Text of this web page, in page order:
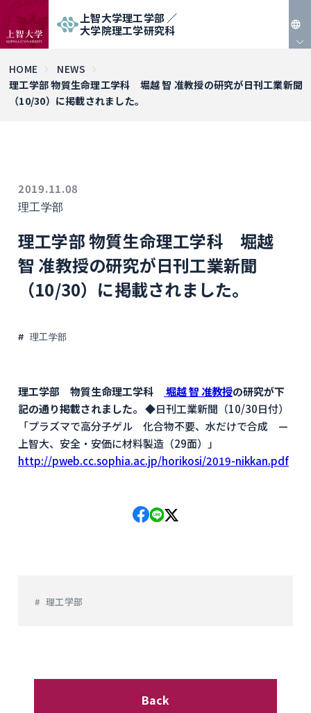
上智大学理工学部 ／
大学院理工学研究科
EN
HOME
NEWS
理工学部 物質生命理工学科 堀越 智 准教授の研究が日刊工業新聞
（10/30）に掲載されました。
2019.11.08
理工学部
理工学部 物質生命理工学科 堀越
智 准教授の研究が日刊工業新聞
（10/30）に掲載されました。
理工学部
理工学部 物質生命理工学科 堀越 智 准教授の研究が下
記の通り掲載されました。 ◆日刊工業新聞（10/30日付）
「プラズマで高分子ゲル 化合物不要、水だけで合成 —
上智大、安全・安価に材料製造（29面）」
http://pweb.cc.sophia.ac.jp/horikosi/2019-nikkan.pdf
理工学部
Back